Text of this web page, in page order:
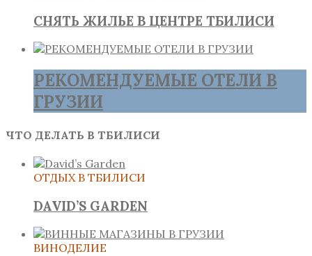
СНЯТЬ ЖИЛЬЕ В ЦЕНТРЕ ТБИЛИСИ
РЕКОМЕНДУЕМЫЕ ОТЕЛИ В
ГРУЗИИ
ЧТО ДЕЛАТЬ В ТБИЛИСИ
ОТДЫХ В ТБИЛИСИ
DAVID’S GARDEN
ВИНОДЕЛИЕ